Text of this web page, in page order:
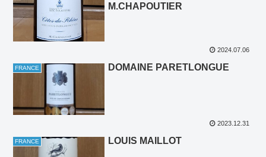
M.CHAPOUTIER
2024.07.06
FRANCE DOMAINE PARETLONGUE
2023.12.31
FRANCE LOUIS MAILLOT